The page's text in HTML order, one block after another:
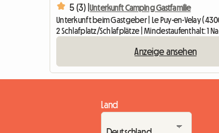
5 (3) |Unterkunft Camping Gastfamilie
Unterkunft beim Gastgeber | Le Puy-en-Velay
2 Schlafplatz/Schlafplätze | Mindestaufenthalt: 1
Anzeige ansehen
Land